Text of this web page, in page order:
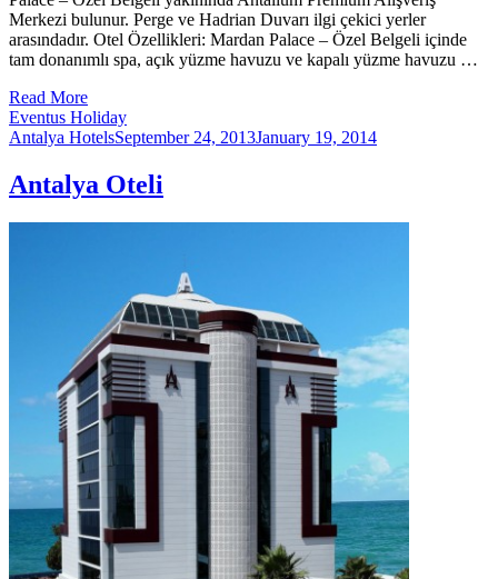
Merkezi bulunur. Perge ve Hadrian Duvarı ilgi çekici yerler
arasındadır. Otel Özellikleri: Mardan Palace – Özel Belgeli içinde
tam donanımlı spa, açık yüzme havuzu ve kapalı yüzme havuzu …
Read More
Eventus Holiday
Antalya HotelsSeptember 24, 2013January 19, 2014
Antalya Oteli